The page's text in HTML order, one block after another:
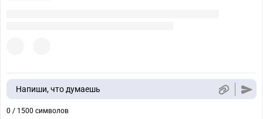
Напиши, что думаешь
0 / 1500 символов